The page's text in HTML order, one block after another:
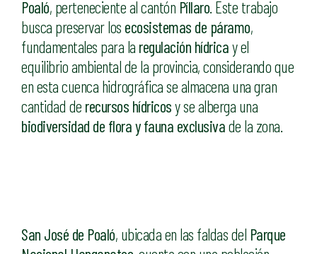
Poaló, perteneciente al cantón Píllaro. Este trabajo
busca preservar los ecosistemas de páramo,
fundamentales para la regulación hídricay el
equilibrio ambiental de la provincia, considerando que
en esta cuenca hidrográfica se almacena una gran
cantidad de recursos hídricosy se alberga una
biodiversidad de flora y fauna exclusivade la zona.
San José de Poaló, ubicada en las faldas del Parque